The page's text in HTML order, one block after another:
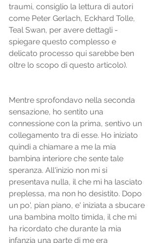
traumi, consiglio la lettura di autori
come Peter Gerlach, Eckhard Tolle,
Teal Swan, per avere dettagli -
spiegare questo complesso e
delicato processo qui sarebbe ben
oltre lo scopo di questo articolo).
Mentre sprofondavo nella seconda
sensazione, ho sentito una
connessione con la prima, sentivo un
collegamento tra di esse. Ho iniziato
quindi a chiamare a me la mia
bambina interiore che sente tale
speranza. All'inizio non mi si
presentava nulla, il che mi ha lasciato
preplessa, ma non ho desistito. Dopo
un po', pian piano, e' iniziata a sbucare
una bambina molto timida, il che mi
ha ricordato che durante la mia
infanzia una parte di me era